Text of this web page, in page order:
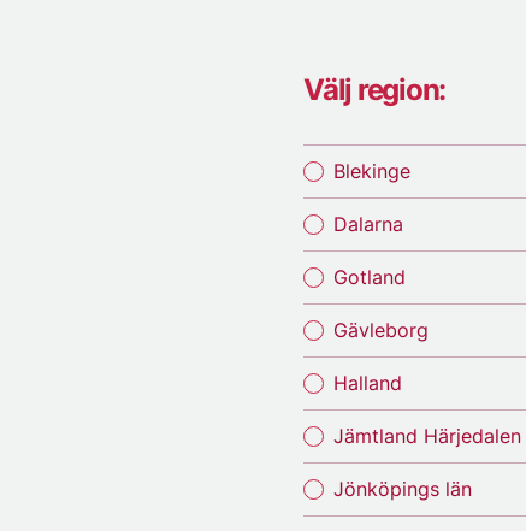
Välj region:
Blekinge
Dalarna
Gotland
Gävleborg
Halland
Jämtland Härjedalen
Jönköpings län